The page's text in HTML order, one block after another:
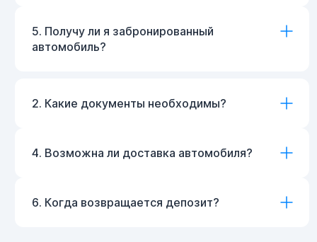
5. Получу ли я забронированный
автомобиль?
2. Какие документы необходимы?
4. Возможна ли доставка автомобиля?
6. Когда возвращается депозит?